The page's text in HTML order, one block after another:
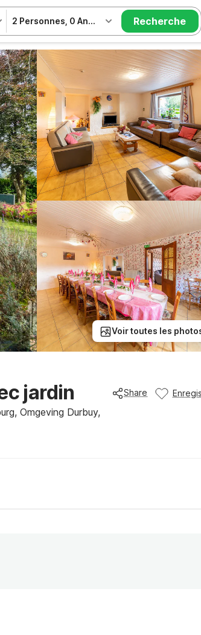
2 Personnes 0 Animal Recherche
Voir toutes les
jardin
Omgeving Durbuy,
Share